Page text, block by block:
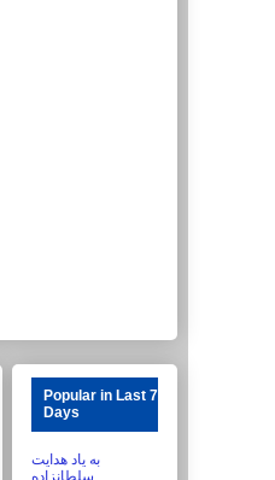
Popular in Last 7
Days
به یاد هدایت
سلطانزاده